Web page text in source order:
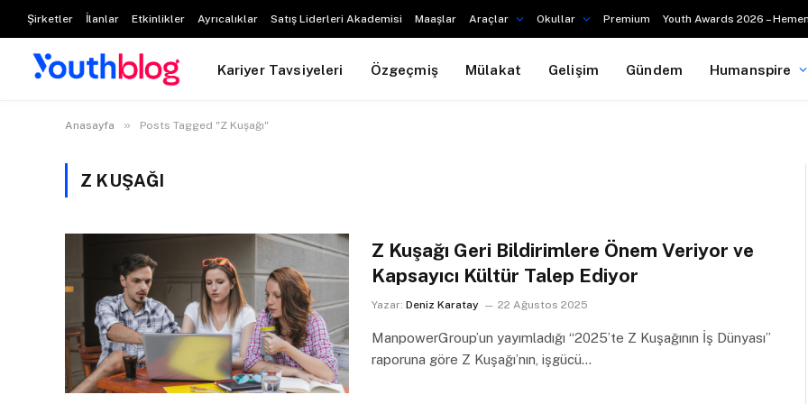
Şirketler İlanlar Etkinlikler Ayrıcalıklar Satış Liderleri Akademisi Maaşlar Araçlar Okullar Premium Youth Awards 2026 –
Kariyer Tavsiyeleri Özgeçmiş Mülakat Gelişim Gündem Humanspire
Anasayfa » Posts Tagged "Z Kuşağı"
Z KUŞAĞI
Z Kuşağı Geri Bildirimlere Önem Veriyor ve
Kapsayıcı Kültür Talep Ediyor
Yazar: Deniz Karatay 22 Ağustos 2025
ManpowerGroup’un yayımladığı “2025’te Z Kuşağının İş Dünyası’’
raporuna göre Z Kuşağı’nın, işgücü…